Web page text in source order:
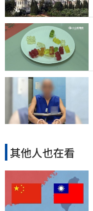
其他人也在看